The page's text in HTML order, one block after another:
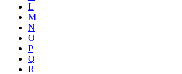
L
M
N
O
P
Q
R